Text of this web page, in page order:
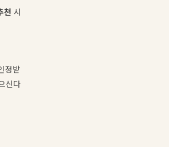
천 시
정받
신다